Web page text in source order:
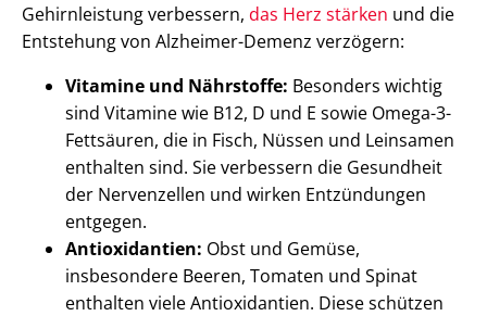
Gehirnleistung verbessern, das Herz stärken und die
Entstehung von Alzheimer-Demenz verzögern:
Vitamine und Nährstoffe: Besonders wichtig
sind Vitamine wie B12, D und E sowie Omega-3-
Fettsäuren, die in Fisch, Nüssen und Leinsamen
enthalten sind. Sie verbessern die Gesundheit
der Nervenzellen und wirken Entzündungen
entgegen.
Antioxidantien: Obst und Gemüse,
insbesondere Beeren, Tomaten und Spinat
enthalten viele Antioxidantien. Diese schützen